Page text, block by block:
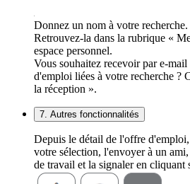
Donnez un nom à votre recherche.
Retrouvez-la dans la rubrique «
espace personnel.
Vous souhaitez recevoir par e-
d'emploi liées à votre recherche ?
la réception ».
7. Autres fonctionnalités
Depuis le détail de l'offre
votre sélection, l'envoyer à un
de travail et la signaler en cliquant